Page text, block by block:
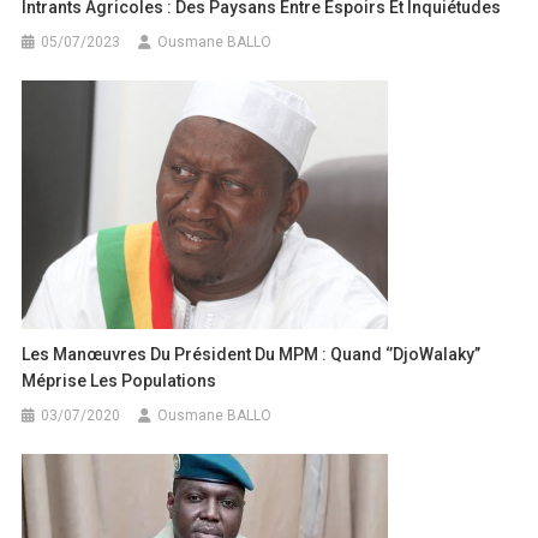
Intrants Agricoles : Des Paysans Entre Espoirs Et Inquiétudes
05/07/2023 Ousmane BALLO
Les Manœuvres Du Président Du MPM : Quand ‘’DjoWalaky’’
Méprise Les Populations
03/07/2020 Ousmane BALLO